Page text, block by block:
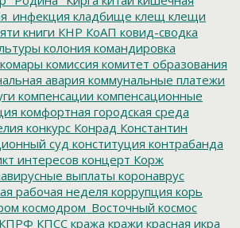
кладбище клещ клещи
книги КНР КоАП ковид-сводка
колония командировка
комары комиссия комитет образования
авария коммунальные платежи
компенсации компенсационные
комфортная городская среда
конкурс Конрад Константин
суд конституция контрабанда
интересов концерт Корж
выплаты коронаврус
рабочая неделя коррупция корь
космодром_Восточный космос
КПРФ КПСС кража кражи красная икра